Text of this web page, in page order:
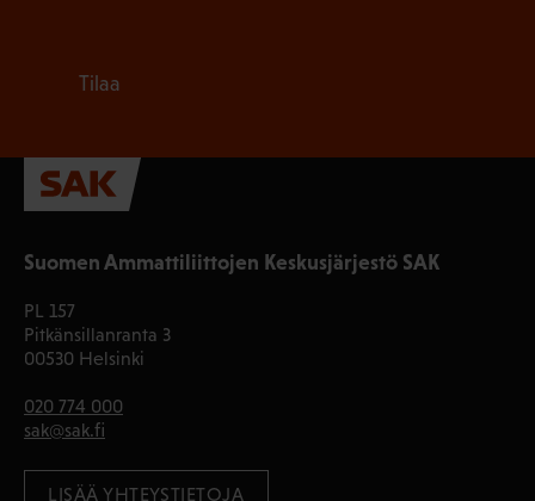
Suomen Ammattiliittojen Keskusjärjestö SAK
PL 157
Pitkänsillanranta 3
00530 Helsinki
020 774 000
sak@sak.fi
LISÄÄ YHTEYSTIETOJA
Tilaa